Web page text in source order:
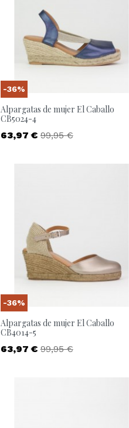
Liberto
Mjus
Olip italia S.P.A
Steve madden
Alpargatas de mujer El Caballo
CB5024-4
Precio
63,97 € Precio base
99,95 €
-36%
Alpargatas de mujer El Caballo
CB4014-5
Precio
63,97 € Precio base
99,95 €
-36%